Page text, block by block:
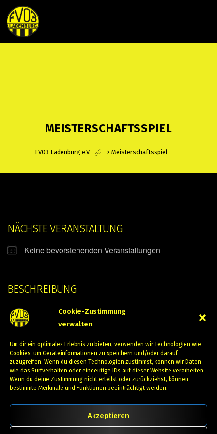
Cookie-Zustimmung
verwalten
Um dir ein optimales Erlebnis zu bieten, verwenden wir Technologien wie
Cookies, um Geräteinformationen zu speichern und/oder darauf
zuzugreifen. Wenn du diesen Technologien zustimmst, können wir Daten
wie das Surfverhalten oder eindeutige IDs auf dieser Website verarbeiten.
Wenn du deine Zustimmung nicht erteilst oder zurückziehst, können
bestimmte Merkmale und Funktionen beeinträchtigt werden.
Akzeptieren
MEISTERSCHAFTSSPIEL
FV03 Ladenburg e.V. > Meisterschaftsspiel
NÄCHSTE VERANSTALTUNG
Keine bevorstehenden Veranstaltungen
BESCHREIBUNG
Meisterschaftsspiel
Kommende Veranstaltungen
Keine Veranstaltungen in dieser Kategorie